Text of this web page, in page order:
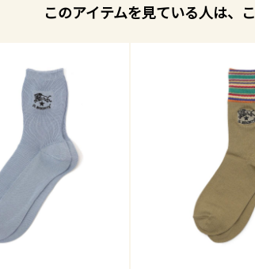
このアイテムを見ている人は、